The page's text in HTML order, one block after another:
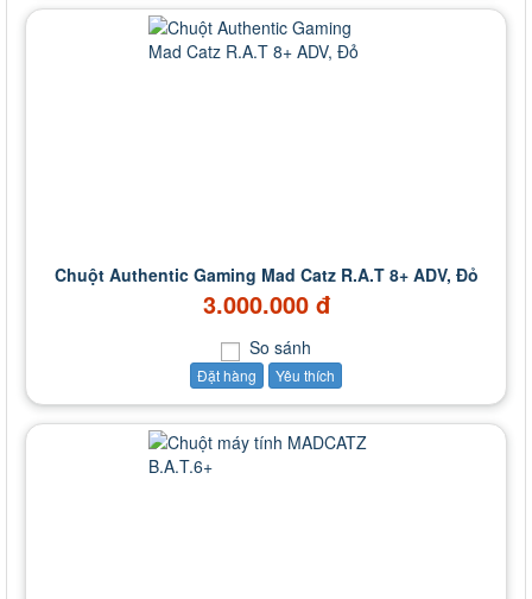
Chuột Authentic Gaming Mad Catz R.A.T 8+ ADV, Đỏ
3.000.000 đ
So sánh
Đặt hàng Yêu thích